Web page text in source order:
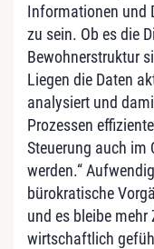
Informationen und
zu sein. Ob es die
Bewohnerstruktur
Liegen die Daten
analysiert und
Prozessen
Steuerung auch im
werden.“
bürokratische
und es bleibe mehr
wirtschaftlich